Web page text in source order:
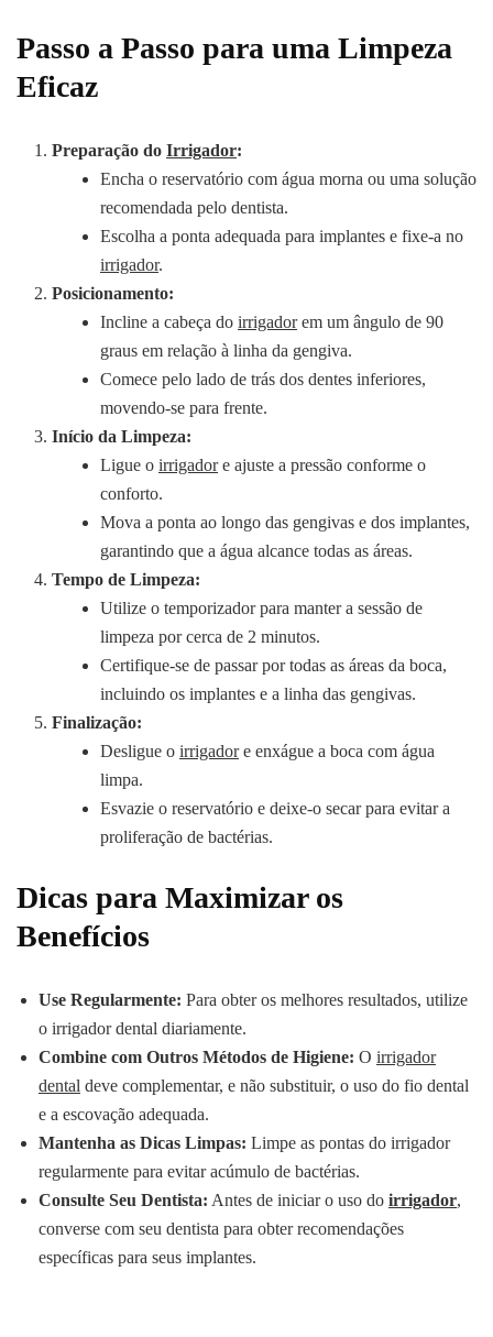
Passo a Passo para uma Limpeza
Eficaz
Preparação do Irrigador:
Encha o reservatório com água morna ou uma solução
recomendada pelo dentista.
Escolha a ponta adequada para implantes e fixe-a no
irrigador.
Posicionamento:
Incline a cabeça do irrigadorem um ângulo de 90
graus em relação à linha da gengiva.
Comece pelo lado de trás dos dentes inferiores,
movendo-se para frente.
Início da Limpeza:
Ligue o irrigadore ajuste a pressão conforme o
conforto.
Mova a ponta ao longo das gengivas e dos implantes,
garantindo que a água alcance todas as áreas.
Tempo de Limpeza:
Utilize o temporizador para manter a sessão de
limpeza por cerca de 2 minutos.
Certifique-se de passar por todas as áreas da boca,
incluindo os implantes e a linha das gengivas.
Finalização:
Desligue o irrigadore enxágue a boca com água
limpa.
Esvazie o reservatório e deixe-o secar para evitar a
proliferação de bactérias.
Dicas para Maximizar os
Benefícios
Use Regularmente: Para obter os melhores resultados, utilize
o irrigador dental diariamente.
Combine com Outros Métodos de Higiene: O irrigador
dental deve complementar, e não substituir, o uso do fio dental
e a escovação adequada.
Mantenha as Dicas Limpas: Limpe as pontas do irrigador
regularmente para evitar acúmulo de bactérias.
Consulte Seu Dentista: Antes de iniciar o uso do irrigador,
converse com seu dentista para obter recomendações
específicas para seus implantes.